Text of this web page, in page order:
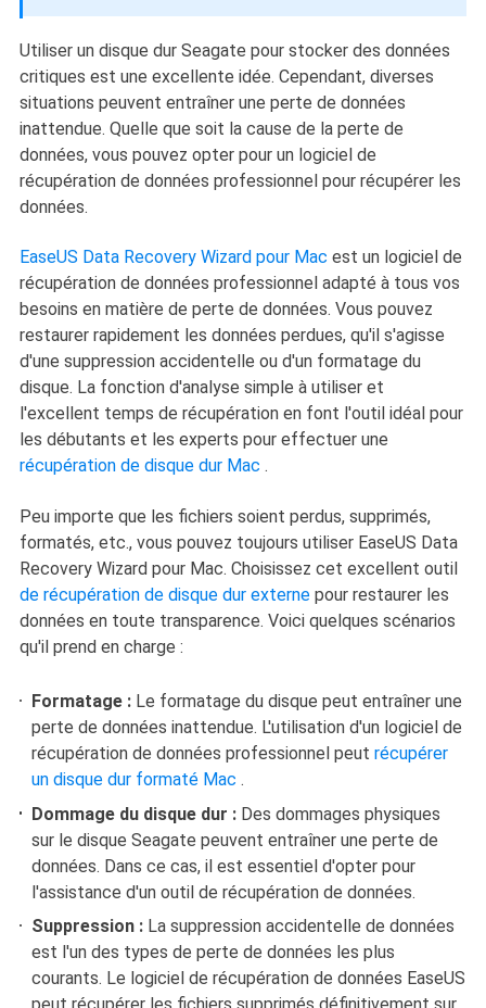
Utiliser un disque dur Seagate pour stocker des données
critiques est une excellente idée. Cependant, diverses
situations peuvent entraîner une perte de données
inattendue. Quelle que soit la cause de la perte de
données, vous pouvez opter pour un logiciel de
récupération de données professionnel pour récupérer les
données.
EaseUS Data Recovery Wizard pour Mac est un logiciel de
récupération de données professionnel adapté à tous vos
besoins en matière de perte de données. Vous pouvez
restaurer rapidement les données perdues, qu'il s'agisse
d'une suppression accidentelle ou d'un formatage du
disque. La fonction d'analyse simple à utiliser et
l'excellent temps de récupération en font l'outil idéal pour
les débutants et les experts pour effectuer une
récupération de disque dur Mac .
Peu importe que les fichiers soient perdus, supprimés,
formatés, etc., vous pouvez toujours utiliser EaseUS Data
Recovery Wizard pour Mac. Choisissez cet excellent outil
de récupération de disque dur externepour restaurer les
données en toute transparence. Voici quelques scénarios
qu'il prend en charge :
Formatage : Le formatage du disque peut entraîner une
perte de données inattendue. L'utilisation d'un logiciel de
récupération de données professionnel peutrécupérer
un disque dur formaté Mac .
Dommage du disque dur : Des dommages physiques
sur le disque Seagate peuvent entraîner une perte de
données. Dans ce cas, il est essentiel d'opter pour
l'assistance d'un outil de récupération de données.
Suppression : La suppression accidentelle de données
est l'un des types de perte de données les plus
courants. Le logiciel de récupération de données EaseUS